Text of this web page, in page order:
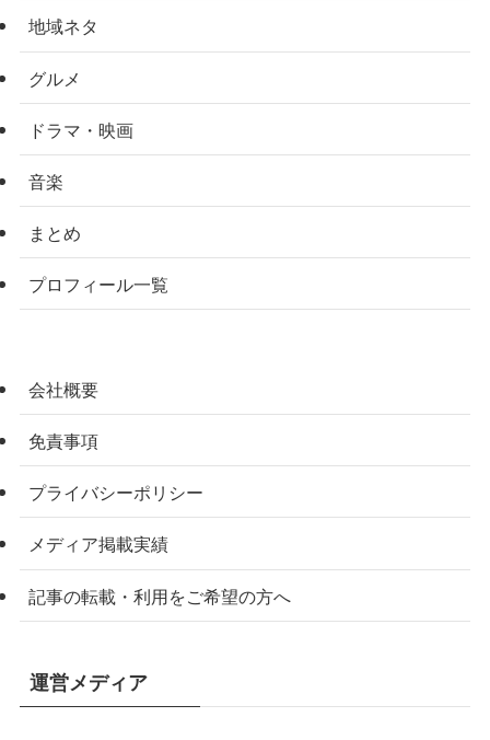
地域ネタ
グルメ
ドラマ・映画
音楽
まとめ
プロフィール一覧
会社概要
免責事項
プライバシーポリシー
メディア掲載実績
記事の転載・利用をご希望の方へ
運営メディア